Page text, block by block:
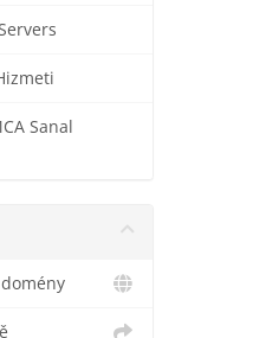
Sanal